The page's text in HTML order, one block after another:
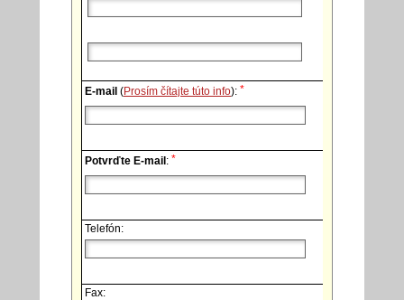
E-mail (Prosím čítajte túto info): *
Potvrďte E-mail: *
Telefón:
Fax: